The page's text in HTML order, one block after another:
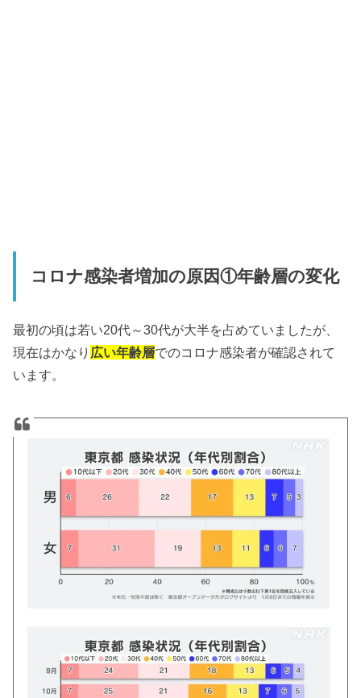
コロナ感染者増加の原因①年齢層の変化
最初の頃は若い20代～30代が大半を占めていましたが、
現在はかなり 広い年齢層でのコロナ感染者が確認されて
います。